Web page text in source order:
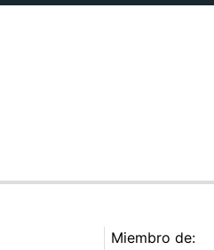
Miembro de: